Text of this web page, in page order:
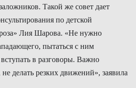
Такой же совет дает
по детской
Лия Шарова. «Не нужно
пытаться с ним
в разговоры. Важно
делать резких движений», заявила